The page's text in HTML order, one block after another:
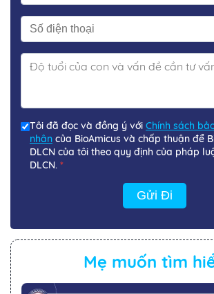
Tôi đã đọc và đồng ý với Chính sách
nhân của BioAmicus và chấp thuận để
DLCN của tôi theo quy định của pháp
DLCN. *
Gửi Đi
Mẹ muốn tìm